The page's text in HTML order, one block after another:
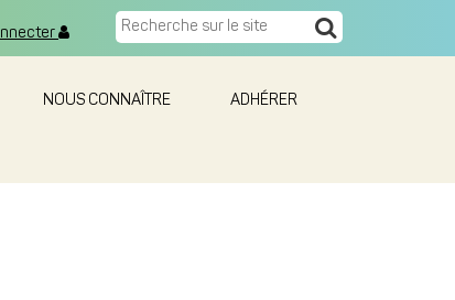
NOUS CONNAÎTRE ADHÉRER